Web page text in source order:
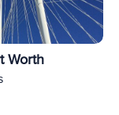
Worth